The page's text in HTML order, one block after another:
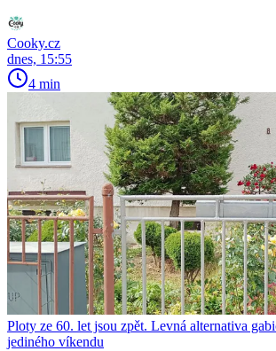
Cooky.cz
dnes, 15:55
4 min
Ploty ze 60. let jsou zpět. Levná alternativa
jediného víkendu